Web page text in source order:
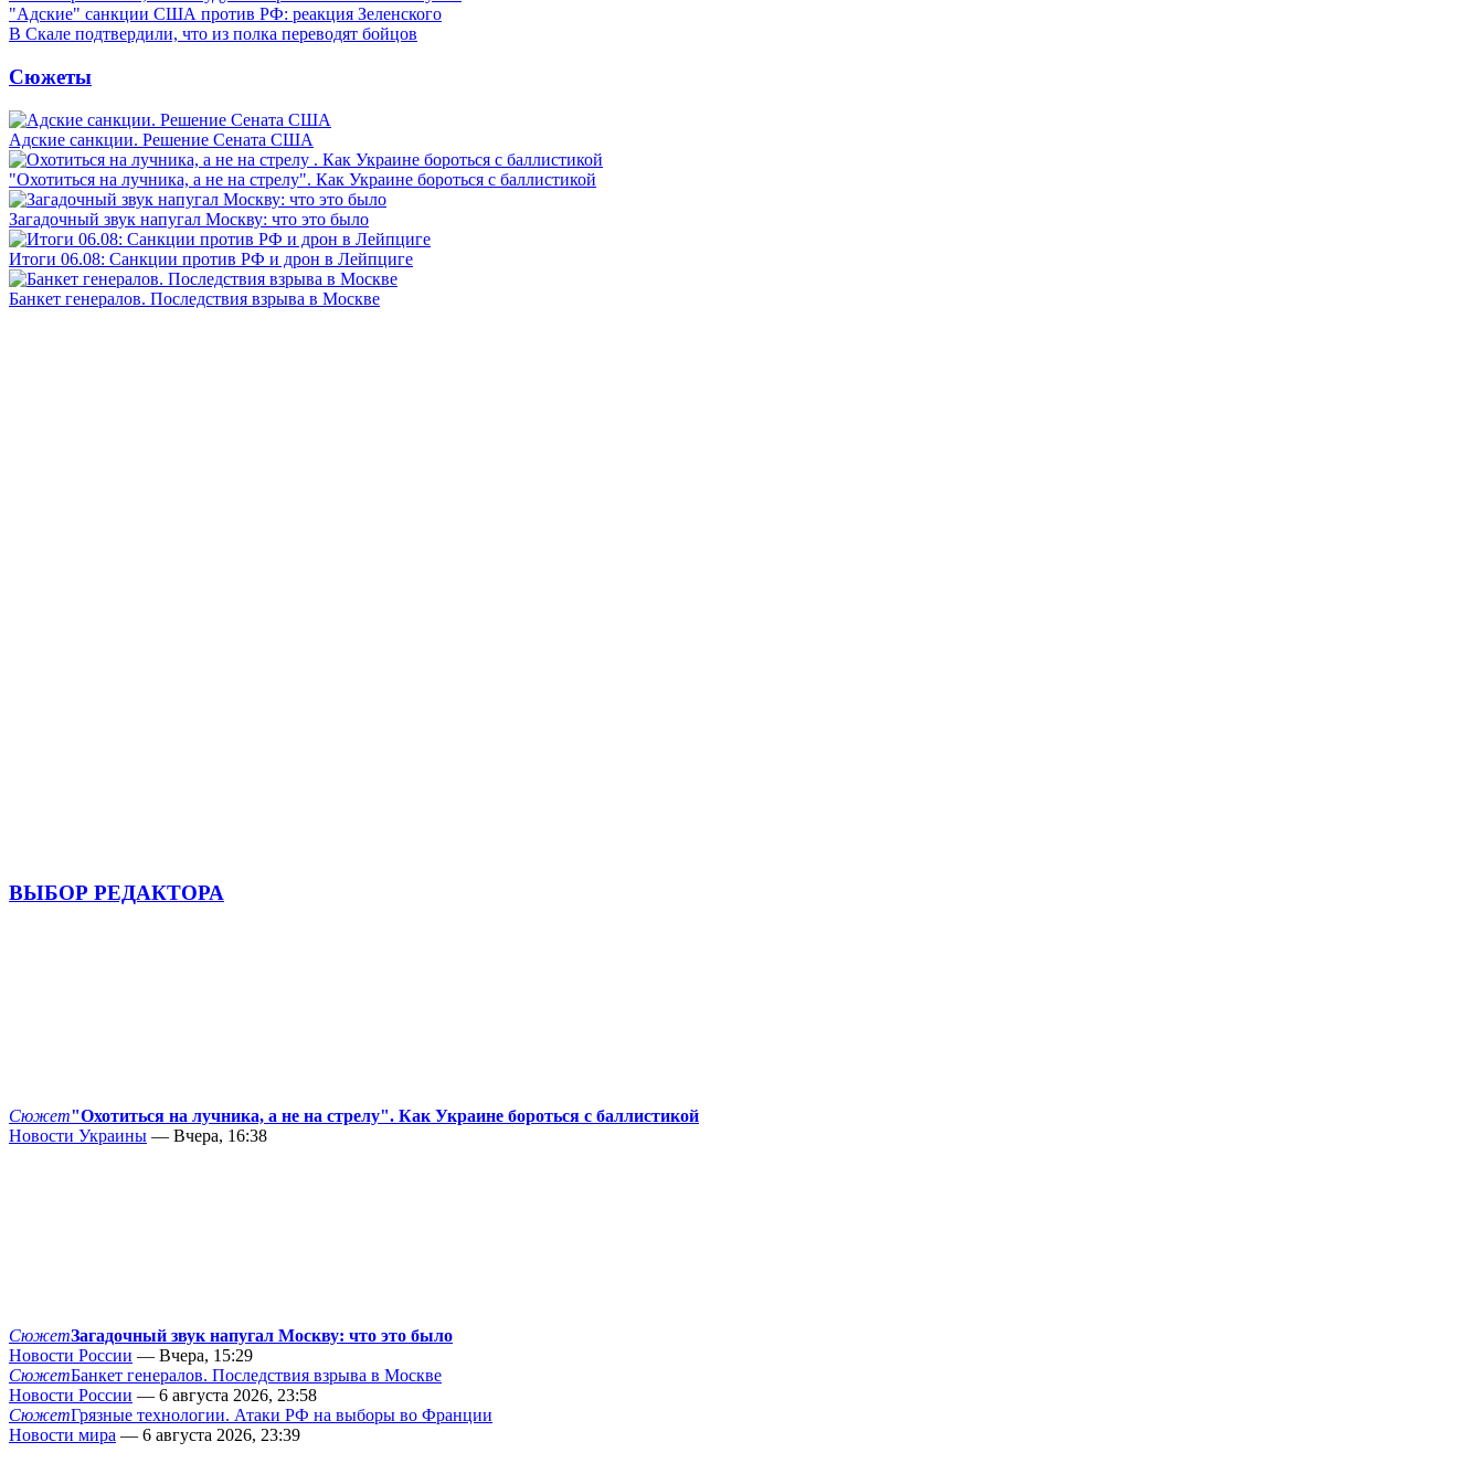
"Адские" санкции США против РФ: реакция Зеленского
В Скале подтвердили, что из полка переводят бойцов
Сюжеты
Адские санкции. Решение Сената США
"Охотиться на лучника, а не на стрелу". Как Украине бороться с баллистикой
Загадочный звук напугал Москву: что это было
Итоги 06.08: Санкции против РФ и дрон в Лейпциге
Банкет генералов. Последствия взрыва в Москве
ВЫБОР РЕДАКТОРА
Сюжет"Охотиться на лучника, а не на стрелу". Как Украине бороться с баллистикой
Новости Украины — Вчера, 16:38
СюжетЗагадочный звук напугал Москву: что это было
Новости России — Вчера, 15:29
СюжетБанкет генералов. Последствия взрыва в Москве
Новости России — 6 августа 2026, 23:58
СюжетГрязные технологии. Атаки РФ на выборы во Франции
Новости мира — 6 августа 2026, 23:39